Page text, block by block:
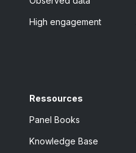
High engagement
Ressources
Panel Books
Knowledge Base